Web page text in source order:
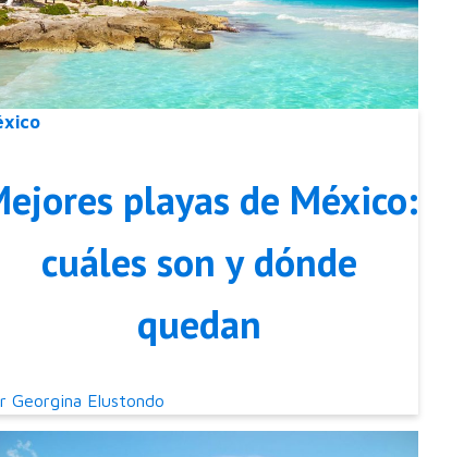
playas de México:
cuáles son y dónde
quedan
Georgina Elustondo